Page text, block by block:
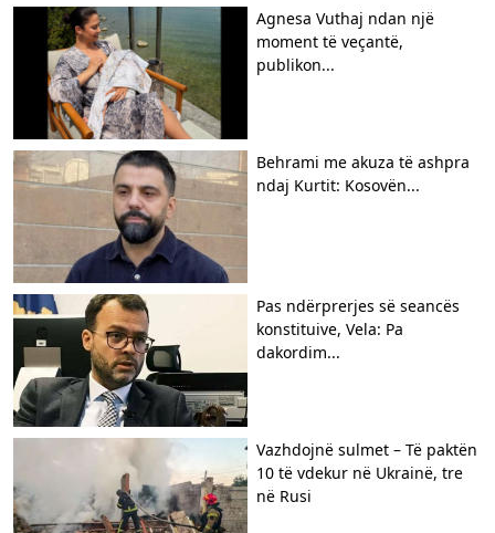
Agnesa Vuthaj ndan një
moment të veçantë,
publikon...
Behrami me akuza të ashpra
ndaj Kurtit: Kosovën...
Pas ndërprerjes së seancës
konstituive, Vela: Pa
dakordim...
Vazhdojnë sulmet – Të paktën
10 të vdekur në Ukrainë, tre
në Rusi